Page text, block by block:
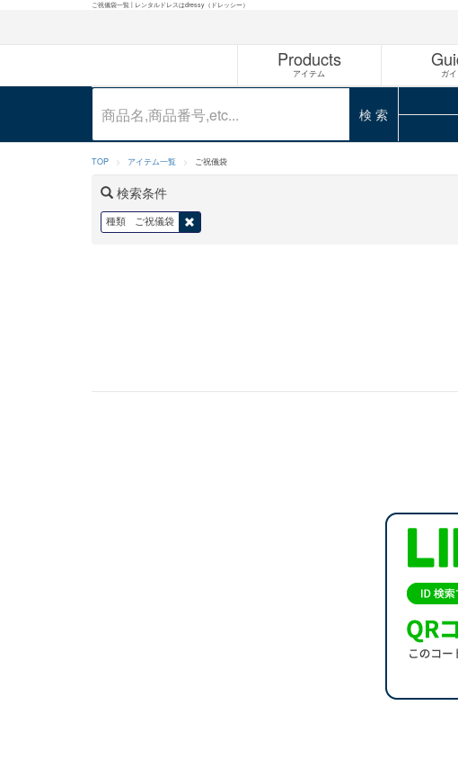
ご祝儀袋一覧 | レンタルドレスはdressy（ドレッシー）
Products
アイテム ガ
検 索
TOP アイテム一覧 ご祝儀袋
検索条件
種類 ご祝儀袋